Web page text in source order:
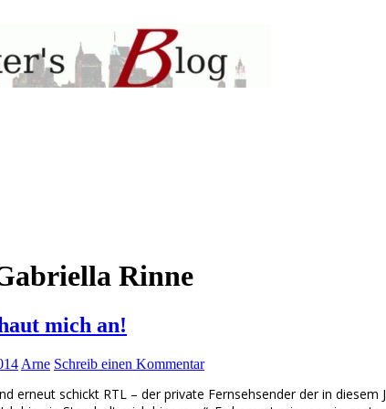
Rinne
mich an!
Arne Schreib einen Kommentar
erneut schickt RTL – der private Fernsehsender der in